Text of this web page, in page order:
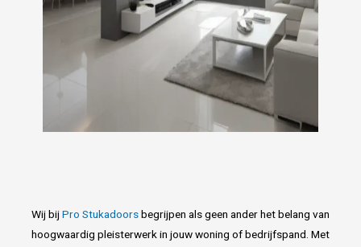
Wij bijPro Stukadoorsbegrijpen als geen ander het belang van
hoogwaardig pleisterwerk in jouw woning of bedrijfspand. Met